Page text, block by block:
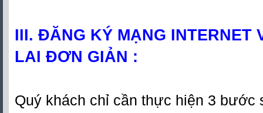
III. ĐĂNG KÝ MẠNG INTERNET
LAI ĐƠN GIẢN :
Quý khách chỉ cần thực hiện 3 bước